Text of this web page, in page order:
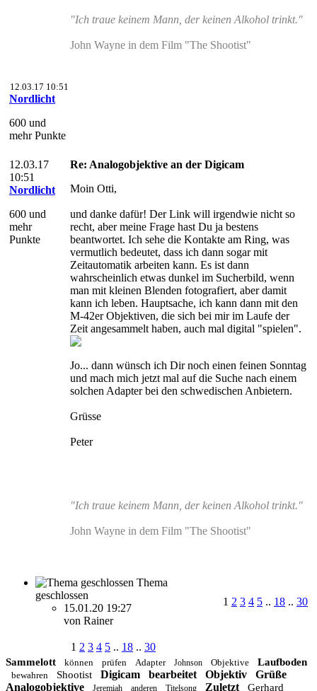
"Ich traue keinem Mann, der keinen Alkohol trinkt."
John Wayne in dem Film "The Shootist"
12.03.17 10:51
Nordlicht
600 und
mehr Punkte
12.03.17
10:51
Nordlicht
600 und
mehr
Punkte
Re: Analogobjektive an der Digicam
Moin Otti,
und danke dafür! Der Link will irgendwie nicht so
recht, aber meine Frage hast Du ja bestens
beantwortet. Ich sehe die Kontakte am Ring, was
vermutlich bedeutet, dass ich dann sogar mit
Zeitautomatik arbeiten kann. Es ist dann
wahrscheinlich etwas dunkel im Sucherbild, wenn
man mit kleinen Blenden fotografiert, aber damit
kann ich leben. Hauptsache, ich kann dann mit den
M-42er Objektiven, die sich bei mir im Laufe der
Zeit angesammelt haben, auch mal digital "spielen".
Jo... dann wünsch ich Dir noch einen feinen Sonntag
und mach mich jetzt mal auf die Suche nach einem
solchen Adapter bei den schwedischen Anbietern.
Grüsse
Peter
"Ich traue keinem Mann, der keinen Alkohol trinkt."
John Wayne in dem Film "The Shootist"
Thema
geschlossen
15.01.20 19:27
von Rainer
1 2 3 4 5 .. 18 .. 30
1 2 3 4 5 .. 18 .. 30
Sammelott können prüfen Adapter Johnson Objektive Laufboden
bewahren Shootist Digicam bearbeitet Objektiv
Grüße
Analogobjektive
Jeremiah anderen Titelsong Zuletzt Gerhard